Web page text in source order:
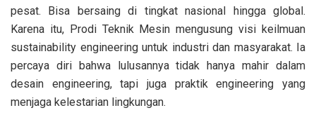
pesat. Bisa bersaing di tingkat nasional hingga global.
Karena itu, Prodi Teknik Mesin mengusung visi keilmuan
sustainability engineering untuk industri dan masyarakat. Ia
percaya diri bahwa lulusannya tidak hanya mahir dalam
desain engineering, tapi juga praktik engineering yang
menjaga kelestarian lingkungan.